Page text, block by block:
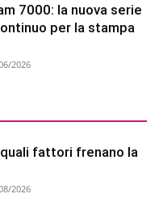
7000: la nuova serie
per la stampa
2026
fattori frenano la
2026